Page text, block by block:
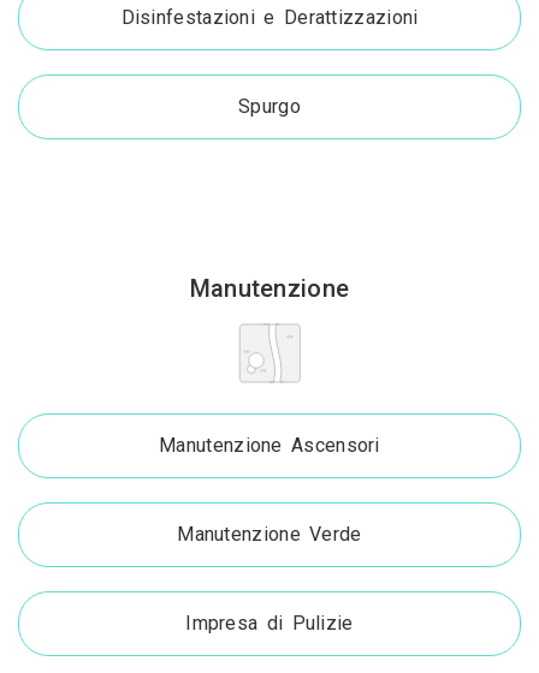
Disinfestazioni e Derattizzazioni
Spurgo
Manutenzione
Manutenzione Ascensori
Manutenzione Verde
Impresa di Pulizie